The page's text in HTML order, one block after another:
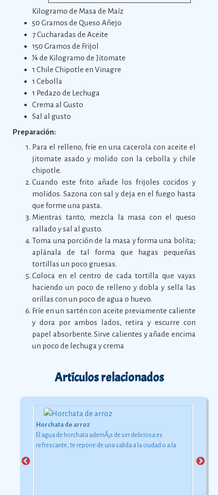
Kilogramo de Masa de Maíz
50 Gramos de Queso Añejo
7 Cucharadas de Aceite
150 Gramos de Frijol
¼ de Kilogramo de Jitomate
1 Chile Chipotle en Vinagre
1 Cebolla
1 Pedazo de Lechuga
Crema al Gusto
Sal al gusto
Preparación:
Para el relleno, fríe en una cacerola con aceite el
jitomate asado y molido con la cebolla y chile
chipotle.
Cuando este frito añade los frijoles cocidos y
molidos. Sazona con sal y deja en el fuego hasta
que forme una pasta.
Mientras tanto, mezcla la masa con el queso
rallado y sal al gusto.
Toma una porción de la masa y forma una bolita;
aplánala de tal forma que hagas pequeñas
tortillas un poco gruesas.
Coloca en el centro de cada tortilla que vayas
haciendo un poco de relleno y dobla y sella las
orillas con un poco de agua o huevo.
Fríe en un sartén con aceite previamente caliente
y dora por ambos lados, retira y escurre con
papel absorbente. Sirve calientes y añade encima
un poco de lechuga y crema
Artículos relacionados
Horchata de arroz
El agua de horchata ademÃ¡s de ser deliciosa es
refrescante, te repone de una salida a la ciudad o a la